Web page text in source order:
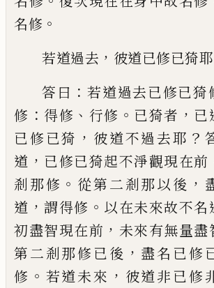
名修 。
若道過去 ， 彼道已修已猗耶
答曰 ：若道過去已修已猗
修 ： 得修 、 行修 。 已猗者 ， 已
已修已猗 ， 彼道不過去耶 ？
道 ， 已修已猗起不淨觀現在前
剎那修 。 從第二剎那以後 ，
道 ，謂得修 。 以在未來故不名
初盡智現在前 ， 未來有無量盡
第二剎那修已後 ， 盡名已修
修 。 若道未來 ， 彼道非已修